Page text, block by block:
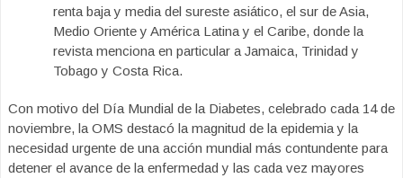
renta baja y media del sureste asiático, el sur de Asia,
Medio Oriente y América Latina y el Caribe, donde la
revista menciona en particular a Jamaica, Trinidad y
Tobago y Costa Rica.
Con motivo del Día Mundial de la Diabetes, celebrado cada 14 de
noviembre, la OMS destacó la magnitud de la epidemia y la
necesidad urgente de una acción mundial más contundente para
detener el avance de la enfermedad y las cada vez mayores